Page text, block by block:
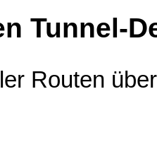
Tunnel-
Routen